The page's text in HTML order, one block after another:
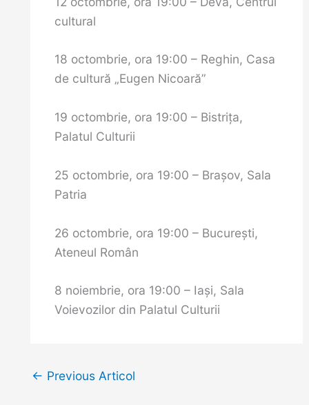
cultural
18 octombrie, ora 19:00 – Reghin, Casa
de cultură „Eugen Nicoară”
19 octombrie, ora 19:00 – Bistriţa,
Palatul Culturii
25 octombrie, ora 19:00 – Brașov, Sala
Patria
26 octombrie, ora 19:00 – Bucureşti,
Ateneul Român
8 noiembrie, ora 19:00 – Iaşi, Sala
Voievozilor din Palatul Culturii
← Previous Articol